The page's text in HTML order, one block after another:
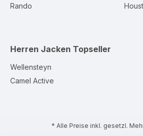
Rando
Herren Jacken Topseller
Wellensteyn
Camel Active
* Alle Preise inkl. gesetzl.